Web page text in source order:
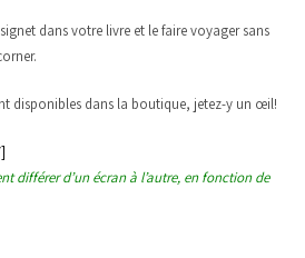
dans votre livre et le faire voyager sans
disponibles dans la boutique, jetez-y un œil!
différer d’un écran à l’autre, en fonction de